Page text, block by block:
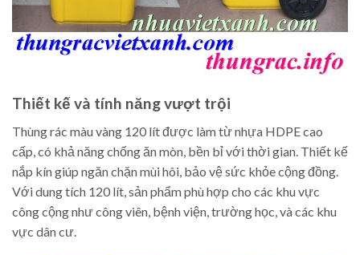
Thiết kế và tính năng vượt trội
Thùng rác màu vàng 120 lít được làm từ nhựa HDPE cao
cấp, có khả năng chống ăn mòn, bền bỉ với thời gian. Thiết kế
nắp kín giúp ngăn chặn mùi hôi, bảo vệ sức khỏe cộng đồng.
Với dung tích 120 lít, sản phẩm phù hợp cho các khu vực
công cộng như công viên, bệnh viện, trường học, và các khu
vực dân cư.